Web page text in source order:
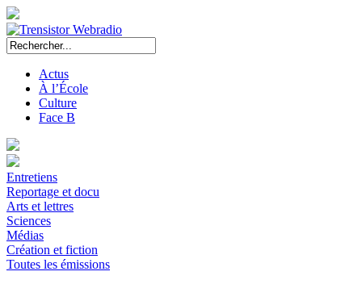
Actus
À l’École
Culture
Face B
Entretiens
Reportage et docu
Arts et lettres
Sciences
Médias
Création et fiction
Toutes les émissions